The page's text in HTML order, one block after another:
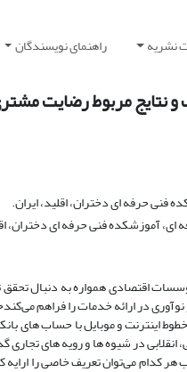
نشریه راهنمای نویسندگان
و نتایج مربوط رضایت
حرفه ای دختران، اقلید، ایران.
آموزشکده فنی حرفه ای دختران،
اقتصادی همواره به دنبال
در ارائه خدمات را فراهم
اینترنت و موبایل با حساب های
انقلابی در شیوه ها و رویه های
کدام می‌توان تعریف خاصی را